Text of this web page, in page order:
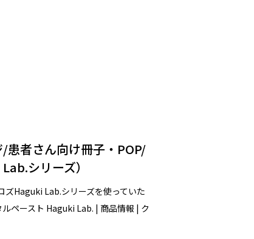
/患者さん向け冊子・POP/
シリーズ）
ズHaguki Lab.シリーズを使っていた
ペースト Haguki Lab. | 商品情報 | ク